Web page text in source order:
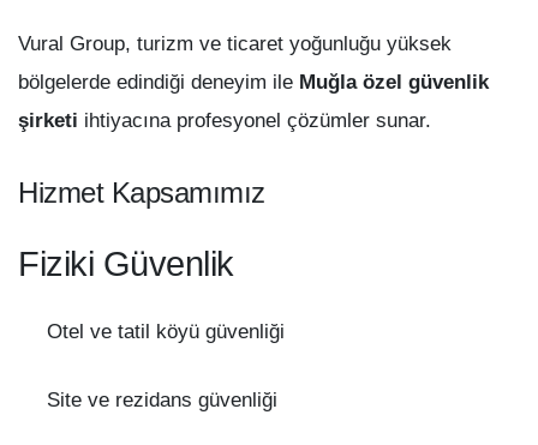
Vural Group, turizm ve ticaret yoğunluğu yüksek
bölgelerde edindiği deneyim ile Muğla özel güvenlik
şirketi ihtiyacına profesyonel çözümler sunar.
Hizmet Kapsamımız
Fiziki Güvenlik
Otel ve tatil köyü güvenliği
Site ve rezidans güvenliği